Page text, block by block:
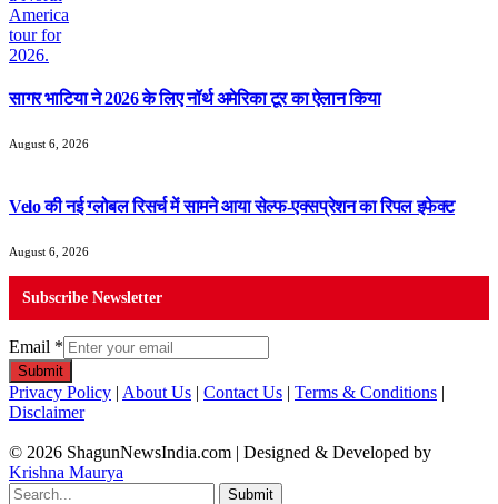
सागर भाटिया ने 2026 के लिए नॉर्थ अमेरिका टूर का ऐलान किया
August 6, 2026
Velo की नई ग्लोबल रिसर्च में सामने आया सेल्फ-एक्सप्रेशन का रिपल इफेक्ट
August 6, 2026
Subscribe Newsletter
Email *
Submit
Privacy Policy | About Us | Contact Us | Terms & Conditions |
Disclaimer
© 2026 ShagunNewsIndia.com | Designed & Developed by
Krishna Maurya
Submit